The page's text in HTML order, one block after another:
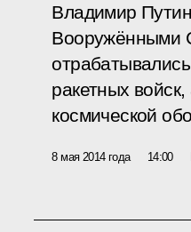
Владимир
Вооружёнными
ракетных
космической
8 мая 2014 года 14:00